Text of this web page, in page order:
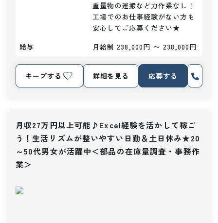
重量物の運搬など力作業なし！
工場でのお仕事経験がない方も
安心してご応募ください★
給与
月給制 238,000円 〜 238,000円
キープする 詳細を見る 応募する
月収27万円以上可能♪Excel経験を活かして稼ご
う！生活リズムが整いやすい日勤＆土日休み★20
～50代男女が活躍中＜部品の在庫量調査・事務作
業＞